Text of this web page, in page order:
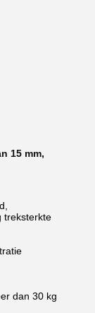
15 mm,
treksterkte
dan 30 kg